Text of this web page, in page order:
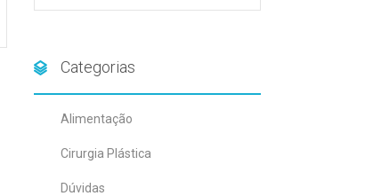
Categorias
Alimentação
Cirurgia Plástica
Dúvidas